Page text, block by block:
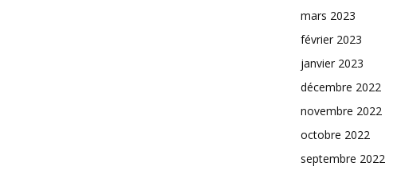
mars 2023
février 2023
janvier 2023
décembre 2022
novembre 2022
octobre 2022
septembre 2022